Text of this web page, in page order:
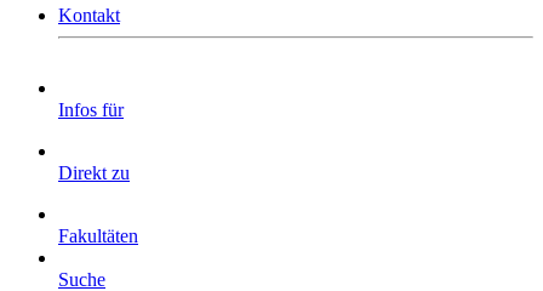
Kontakt
Infos für
Direkt zu
Fakultäten
Suche